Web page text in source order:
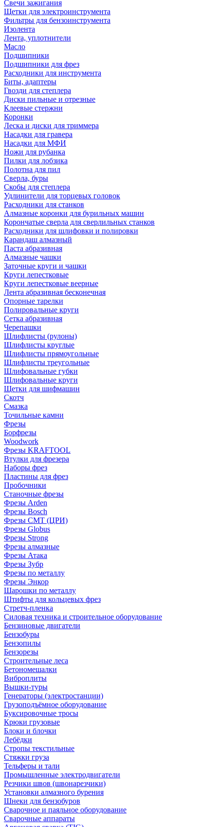
Свечи зажигания
Щетки для электроинструмента
Фильтры для бензоинструмента
Изолента
Лента, уплотнители
Масло
Подшипники
Подшипники для фрез
Расходники для инструмента
Биты, адаптеры
Гвозди для степлера
Диски пильные и отрезные
Клеевые стержни
Коронки
Леска и диски для триммера
Насадки для гравера
Насадки для МФИ
Ножи для рубанка
Пилки для лобзика
Полотна для пил
Сверла, буры
Скобы для степлера
Удлинители для торцевых головок
Расходники для станков
Алмазные коронки для бурильных машин
Корончатые сверла для сверлильных станков
Расходники для шлифовки и полировки
Карандаш алмазный
Паста абразивная
Алмазные чашки
Заточные круги и чашки
Круги лепестковые
Круги лепестковые веерные
Лента абразивная бесконечная
Опорные тарелки
Полировальные круги
Сетка абразивная
Черепашки
Шлифлисты (рулоны)
Шлифлисты круглые
Шлифлисты прямоугольные
Шлифлисты треугольные
Шлифовальные губки
Шлифовальные круги
Щетки для шифмашин
Скотч
Смазка
Точильные камни
Фрезы
Борфрезы
Woodwork
Фрезы KRAFTOOL
Втулки для фрезера
Наборы фрез
Пластины для фрез
Пробочники
Станочные фрезы
Фрезы Arden
Фрезы Bosch
Фрезы CMT (ЦРИ)
Фрезы Globus
Фрезы Strong
Фрезы алмазные
Фрезы Атака
Фрезы Зубр
Фрезы по металлу
Фрезы Энкор
Шарошки по металлу
Штифты для кольцевых фрез
Стретч-пленка
Силовая техника и строительное оборудование
Бензиновые двигатели
Бензобуры
Бензопилы
Бензорезы
Строительные леса
Бетономешалки
Виброплиты
Вышки-туры
Генераторы (электростанции)
Грузоподъёмное оборудование
Буксировочные тросы
Крюки грузовые
Блоки и блочки
Лебёдки
Стропы текстильные
Стяжки груза
Тельферы и тали
Промышленные электродвигатели
Резчики швов (швонарезчики)
Установки алмазного бурения
Шнеки для бензобуров
Сварочное и паяльное оборудование
Сварочные аппараты